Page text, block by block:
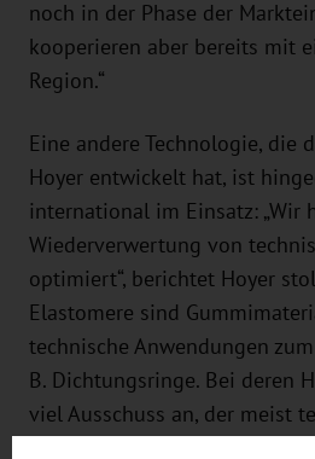
noch in der Phase der
kooperieren aber bereits mit
Region.“
Eine andere Technologie, die
Hoyer entwickelt hat, ist
international im Einsatz: „Wir
Wiederverwertung von
optimiert“, berichtet Hoyer
Elastomere sind
technische Anwendungen
B. Dichtungsringe. Bei deren
viel Ausschuss an, der meist